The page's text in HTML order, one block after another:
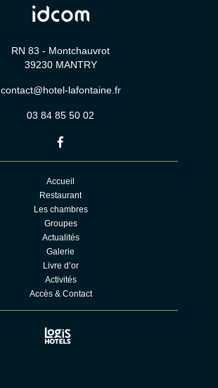
RN 83 - Montchauvrot
39230 MANTRY
contact@hotel-lafontaine.fr
03 84 85 50 02
Accueil
Restaurant
Les chambres
Groupes
Actualités
Galerie
Livre d’or
Activités
Accès & Contact